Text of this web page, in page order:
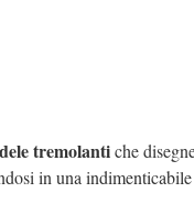
tremolantiche
in una